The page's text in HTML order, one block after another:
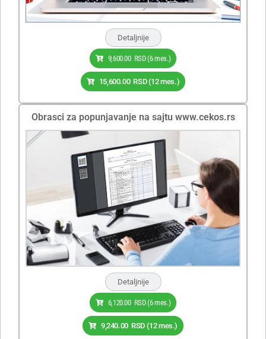
Detaljnije
9,600.00 RSD(6 mes.)
15,600.00 RSD(12 mes.)
Obrasci za popunjavanje na sajtu www.cekos.rs
Detaljnije
6,120.00 RSD(6 mes.)
9,240.00 RSD(12 mes.)